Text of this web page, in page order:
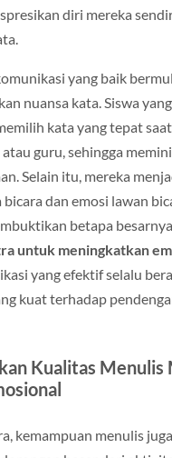
diri mereka
yang baik
nuansa kata. Siswa
kata yang tepat
guru, sehingga
Selain itu, mereka
dan emosi lawan
betapa besarnya
untuk meningkatkan
yang efektif selalu
kuat terhadap
Kualitas Menulis
kemampuan menulis juga